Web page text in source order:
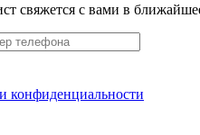
свяжется с вами в
конфиденциальности